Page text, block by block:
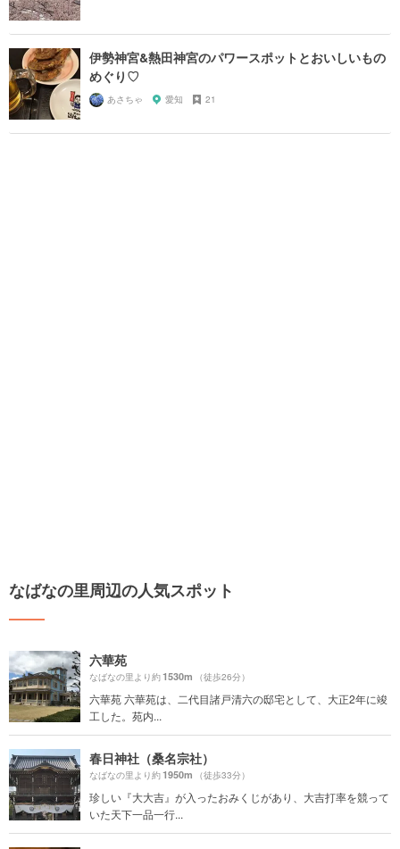
伊勢神宮&熱田神宮のパワースポットとおいしいもの
めぐり♡
あさちゃ 愛知 21
なばなの里周辺の人気スポット
六華苑
なばなの里より約1530m （徒歩26分）
六華苑 六華苑は、二代目諸戸清六の邸宅として、大正2年に竣
工した。苑内...
春日神社（桑名宗社）
なばなの里より約1950m （徒歩33分）
珍しい『大大吉』が入ったおみくじがあり、大吉打率を競って
いた天下一品一行...